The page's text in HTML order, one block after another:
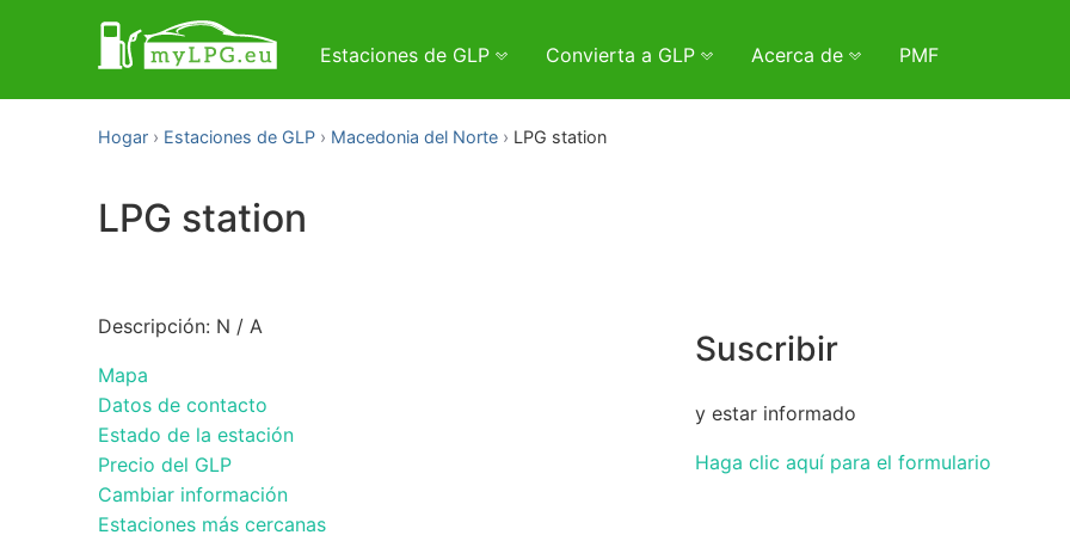
Estaciones de GLP Convierta a GLP Acerca de PMF
Hogar Estaciones de GLP Macedonia del Norte LPG station
LPG station
Descripción: N / A
Mapa
Datos de contacto
Estado de la estación
Precio del GLP
Cambiar información
Estaciones más cercanas
Suscribir
y estar informado
Haga clic aquí para el formulario